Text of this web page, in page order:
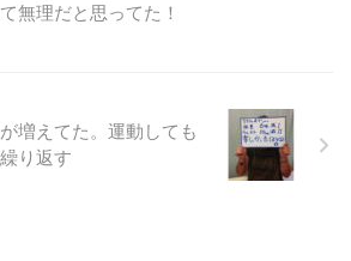
無理だと思ってた！
増えてた。運動しても
り返す